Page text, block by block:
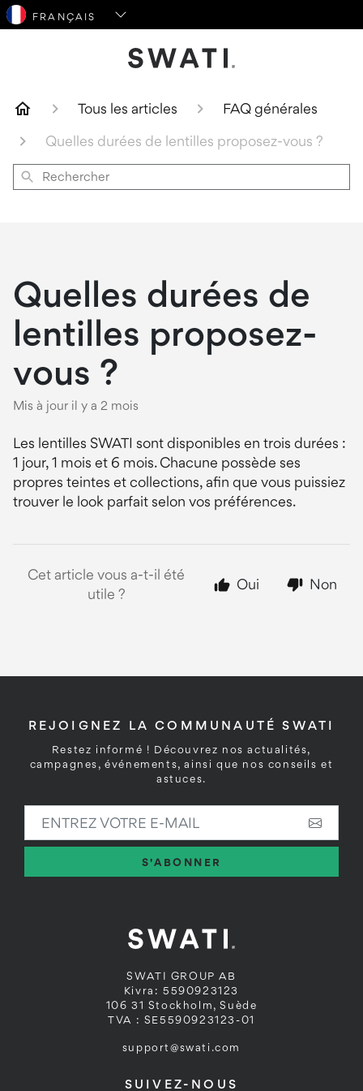
Tous les articles
FAQ générales
Quelles durées de lentilles proposez-vous ?
Rechercher
Quelles durées de
lentilles proposez-
vous ?
Mis à jour il y a 2 mois
Les lentilles SWATI sont disponibles en trois durées :
1 jour, 1 mois et 6 mois. Chacune possède ses
propres teintes et collections, afin que vous puissiez
trouver le look parfait selon vos préférences.
Cet article vous a-t-il été
utile ?
Oui Non
SWATI GROUP AB
Kivra: 5590923123
106 31 Stockholm, Suède
TVA : SE5590923123-01
support@swati.com
SUIVEZ-NOUS
REJOIGNEZ LA COMMUNAUTÉ SWATI
Restez informé ! Découvrez nos actualités,
campagnes, événements, ainsi que nos conseils et
astuces.
S'ABONNER